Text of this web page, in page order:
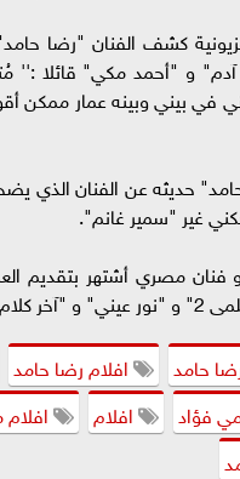
كشف الفنان "رضا
و "أحمد مكي" قائلا :''
في بيني وبينه عمار
حديثه عن الفنان الذي
غير "سمير غانم".
مصري أشتهر بتقديم
وغيرهم.
حامد افلام رضا حامد
فؤاد افلام